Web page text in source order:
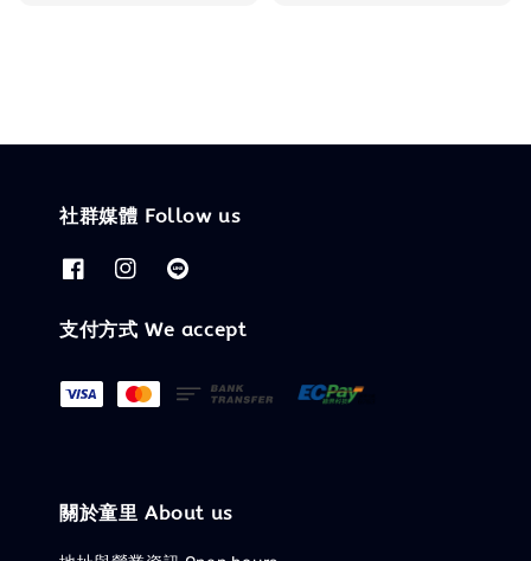
社群媒體 Follow us
支付方式 We accept
關於童里 About us